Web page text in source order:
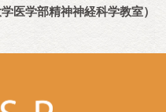
医学部精神神経科学教室）